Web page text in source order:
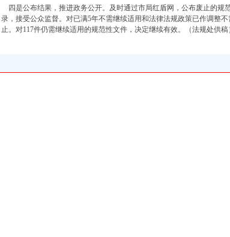
刑事司法衔接工作座谈会
成效
四是公布结果，推进政务公开。及时通过市局红盾网，公布废止的规
录，接受公众监督。对已满5年不需继续适用和法律法规政策已作调整
止。对117件仍需继续适用的规范性文件，决定继续有效。（法规处供稿